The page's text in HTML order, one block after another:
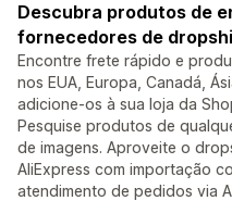
Descubra produtos de
fornecedores de
Encontre frete rápido e
nos EUA, Europa, Canadá,
adicione-os à sua loja da
Pesquise produtos de
de imagens. Aproveite o
AliExpress com importação
atendimento de pedidos via